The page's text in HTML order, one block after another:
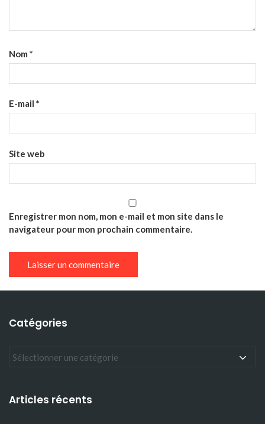
Nom *
E-mail *
Site web
Enregistrer mon nom, mon e-mail et mon site dans le
navigateur pour mon prochain commentaire.
Catégories
Articles récents